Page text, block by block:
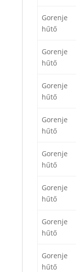
Gorenje
hűtő
Gorenje
hűtő
Gorenje
hűtő
Gorenje
hűtő
Gorenje
hűtő
Gorenje
hűtő
Gorenje
hűtő
Gorenje
hűtő